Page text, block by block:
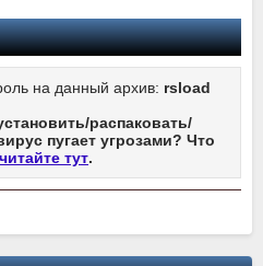
на данный архив: rsload
распаковать/
пугает угрозами? Что
читайте тут.